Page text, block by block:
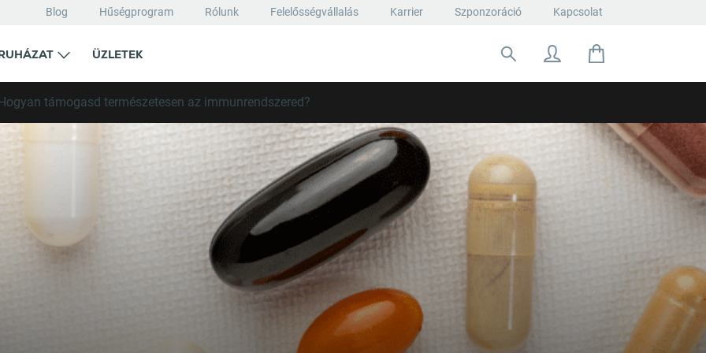
Blog Hűségprogram Rólunk Felelősségvállalás Karrier Szponzoráció Kapcsolat
RUHÁZAT ÜZLETEK
Keresés:
támogasd természetesen az immunrendszered?